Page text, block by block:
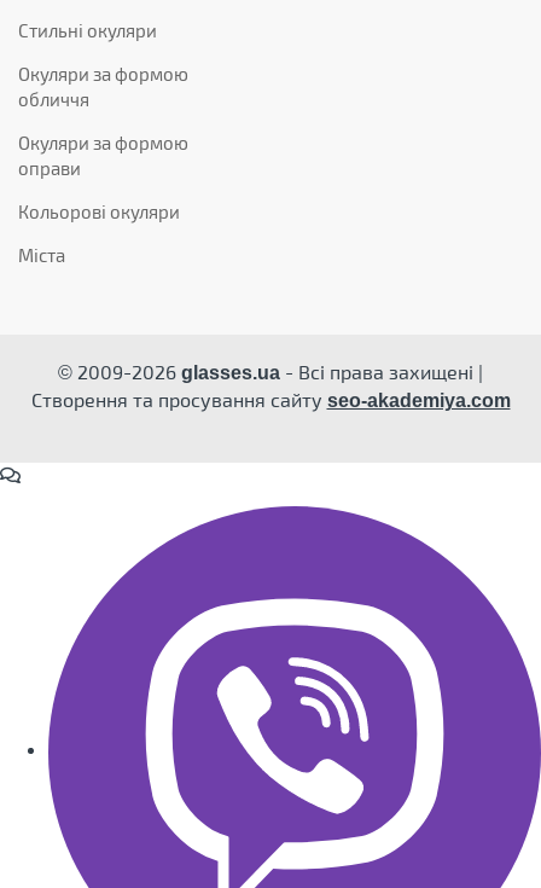
Стильні окуляри
Окуляри за формою
обличчя
Окуляри за формою
оправи
Кольорові окуляри
Міста
© 2009-2026 glasses.ua - Всі права захищені |
Створення та просування сайту seo-akademiya.com